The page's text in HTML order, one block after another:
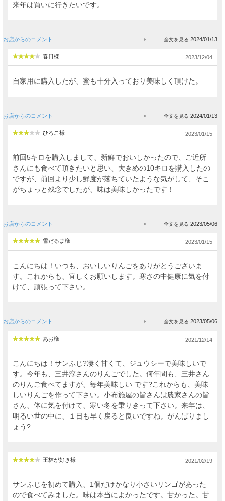
来年は買いに行きたいです。
お店からのコメント 2024/01/13
春日様 2023/12/04
自家用に購入したが、蜜も十分入っており美味しく頂けた。
お店からのコメント 2024/01/13
ひろこ様 2023/01/15
前回5キロを購入しまして、新鮮でおいしかったので、ご近所
さんにも食べて頂きたいと思い、大きめの10キロを購入したの
ですが、前回より少し鮮度が落ちていたような気がして、そこ
がちょっと残念でしたが、味は美味しかったです！
お店からのコメント 2023/05/06
雪だるま様 2023/01/15
こんにちは！いつも、おいしいりんごをありがとうございま
す。これからも、宜しくお願いします。寒さの中健康に気を付
けて、頑張って下さい。
お店からのコメント 2023/05/06
あお様 2021/12/14
こんにちは！サンふじ?凄く甘くて、ジュウシーで美味しいで
す。今年も、三井淳さんのりんごでした。何年間も、三井さん
のりんご食べてますが、毎年美味しい です?これからも、美味
しいりんごを作って下さい。小布施屋の皆さんは農家さんの皆
さん、体に気を付けて、寒い冬を乗りきって下さい。来年は、
明るい世の中に、１日も早く戻ると良いですね。がんばりまし
ょう?
王林が好き様 2021/02/19
サンふじを初めて購入、1個だけかなり小さいリンゴがあった
ので食べてみました。味は本当によかったです。甘かった。甘